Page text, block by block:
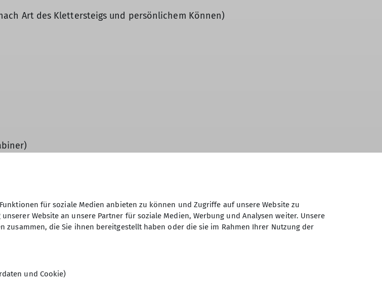
Art des Klettersteigs und persönlichem Können)
darauf, das dies funktionstüchtig ist und den aktuellen
Tourenleitung.
für soziale Medien anbieten zu können und Zugriffe auf unsere Website zu
Website an unsere Partner für soziale Medien, Werbung und Analysen weiter. Unsere
die Sie ihnen bereitgestellt haben oder die sie im Rahmen Ihrer Nutzung der
und Cookie)